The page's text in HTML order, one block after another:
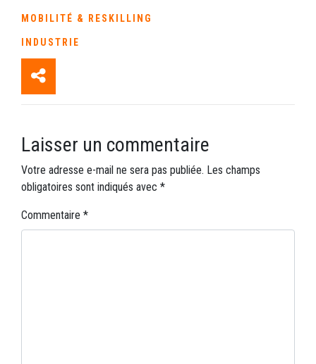
MOBILITÉ & RESKILLING
INDUSTRIE
Laisser un commentaire
Votre adresse e-mail ne sera pas publiée. Les champs
obligatoires sont indiqués avec *
Commentaire *